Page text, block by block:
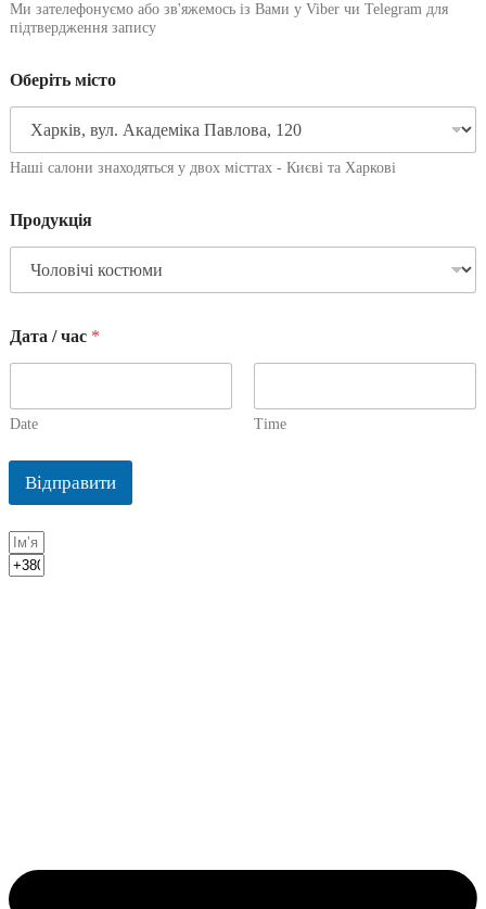
Ми зателефонуємо або зв'яжемось із Вами у Viber чи Telegram для
підтвердження запису
Оберіть місто
Наші салони знаходяться у двох місттах - Києві та Харкові
Продукція
Дата / час *
Date Time
Відправити